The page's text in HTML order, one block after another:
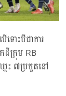
ោះបីជាការ
ក្រុម RB
នះ ៧ប្រកួតនៅ